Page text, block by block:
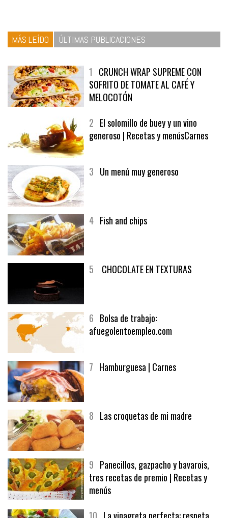
1CRUNCH WRAP SUPREME CON
SOFRITO DE TOMATE AL CAFÉ Y
MELOCOTÓN
2El solomillo de buey y un vino
6Bolsa de trabajo:
9Panecillos, gazpacho y bavarois,
tres recetas de premio | Recetas y
menús